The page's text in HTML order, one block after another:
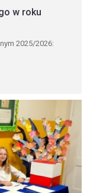
w roku
2025/2026: